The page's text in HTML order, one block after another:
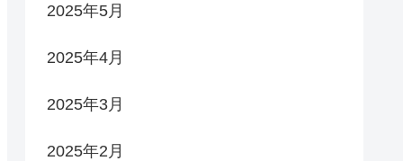
2025年5月
2025年4月
2025年3月
2025年2月